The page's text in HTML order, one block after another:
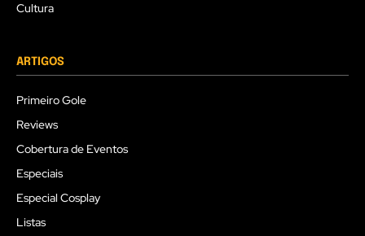
Cultura
ARTIGOS
Primeiro Gole
Reviews
Cobertura de Eventos
Especiais
Especial Cosplay
Listas